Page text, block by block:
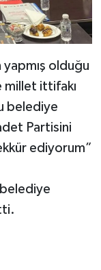
yapmış olduğu
millet ittifakı
belediye
Partisini
ediyorum”
belediye